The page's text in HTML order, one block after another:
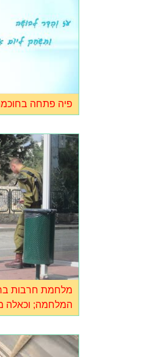
פיה פתחה
מלחמת חרבות
המלחמה; וכאלה